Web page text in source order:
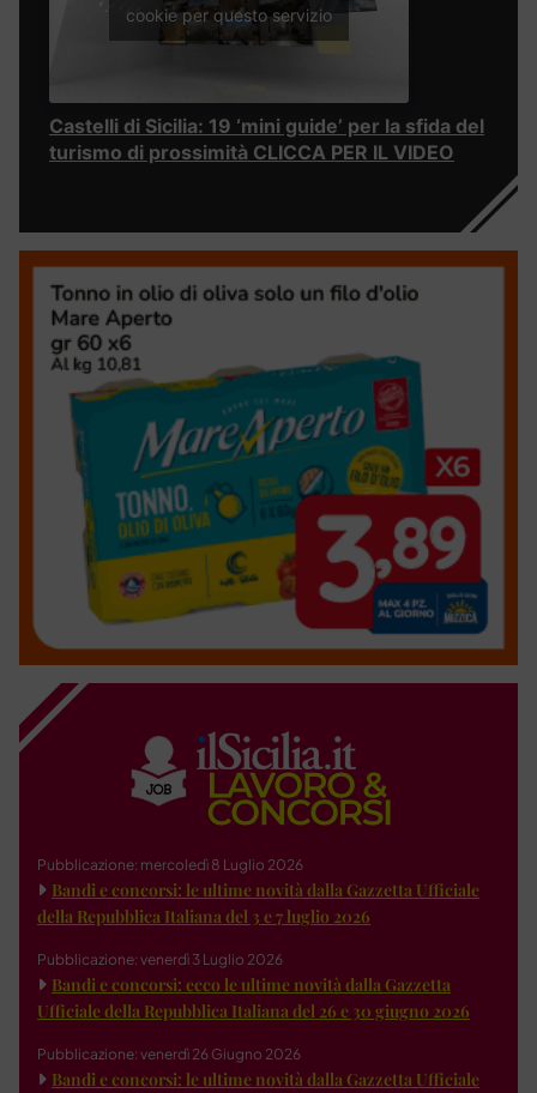
cookie per questo servizio
Castelli di Sicilia: 19 ‘mini guide’ per la sfida del
turismo di prossimità CLICCA PER IL VIDEO
Pubblicazione: mercoledì 8 Luglio 2026
Bandi e concorsi: le ultime novità dalla Gazzetta Ufficiale
della Repubblica Italiana del 3 e 7 luglio 2026
Pubblicazione: venerdì 3 Luglio 2026
Bandi e concorsi: ecco le ultime novità dalla Gazzetta
Ufficiale della Repubblica Italiana del 26 e 30 giugno 2026
Pubblicazione: venerdì 26 Giugno 2026
Bandi e concorsi: le ultime novità dalla Gazzetta Ufficiale